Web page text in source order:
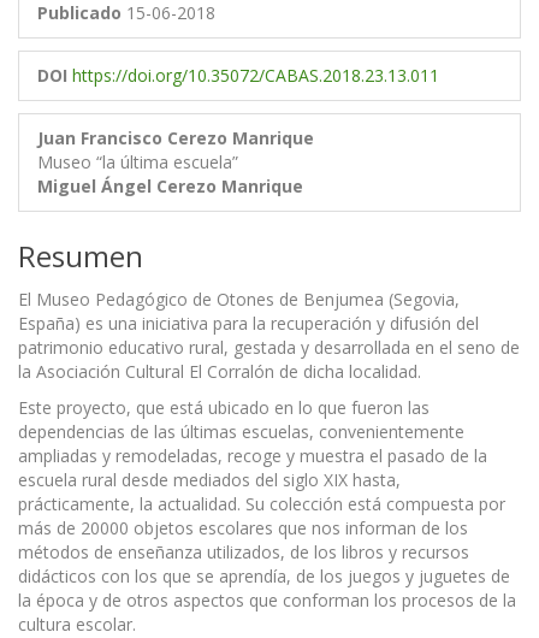
Publicado 15-06-2018
DOI https://doi.org/10.35072/CABAS.2018.23.13.011
Juan Francisco Cerezo Manrique
Museo “la última escuela”
Miguel Ángel Cerezo Manrique
Resumen
El Museo Pedagógico de Otones de Benjumea (Segovia,
España) es una iniciativa para la recuperación y difusión del
patrimonio educativo rural, gestada y desarrollada en el seno de
la Asociación Cultural El Corralón de dicha localidad.
Este proyecto, que está ubicado en lo que fueron las
dependencias de las últimas escuelas, convenientemente
ampliadas y remodeladas, recoge y muestra el pasado de la
escuela rural desde mediados del siglo XIX hasta,
prácticamente, la actualidad. Su colección está compuesta por
más de 20000 objetos escolares que nos informan de los
métodos de enseñanza utilizados, de los libros y recursos
didácticos con los que se aprendía, de los juegos y juguetes de
la época y de otros aspectos que conforman los procesos de la
cultura escolar.